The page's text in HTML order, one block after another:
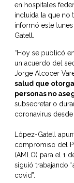
en hospitales
incluida la que no
informó este
Gatell.
“Hoy se publicó
un acuerdo del
Jorge Alcocer
salud que
personas no
subsecretario
coronavirus desde
López-Gatell
compromiso del
(AMLO) para el 1
siguió trabajando
covid”.